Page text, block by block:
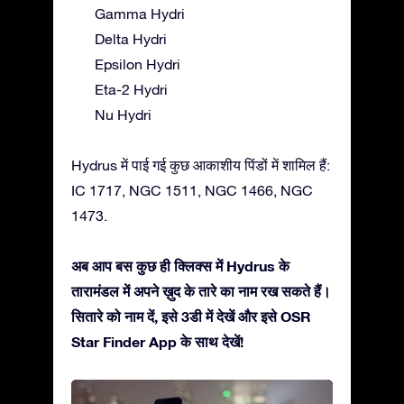
Gamma Hydri
Delta Hydri
Epsilon Hydri
Eta-2 Hydri
Nu Hydri
Hydrus में पाई गई कुछ आकाशीय पिंडों में शामिल हैं:
IC 1717, NGC 1511, NGC 1466, NGC
1473.
अब आप बस कुछ ही क्लिक्स में Hydrus के
तारामंडल में अपने ख़ुद के तारे का नाम रख सकते हैं।
सितारे को नाम दें, इसे 3डी में देखें और इसे OSR
Star Finder App के साथ देखें!